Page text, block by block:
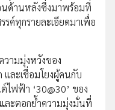
ด้านหลังซึ่งมาพร้อมที่
ค์ทุกรายละเอียดมาเพื่อ
ามมุ่งหวังของ
ละเชื่อมโยงผู้คนกับ
ไฟฟ้า ‘30@30’ ของ
ละตอกย้ำความมุ่งมั่นที่